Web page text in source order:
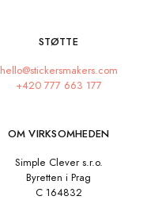
STØTTE
hello@stickersmakers.com
+420 777 663 177
OM VIRKSOMHEDEN
Simple Clever s.r.o.
Byretten i Prag
C 164832